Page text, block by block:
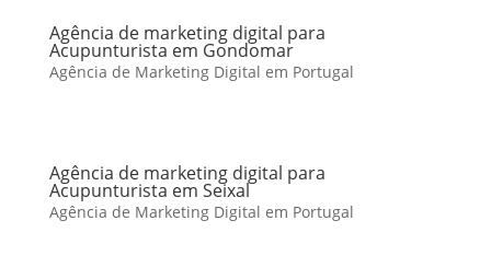
Agência de marketing digital para
Acupunturista em Gondomar
Agência de Marketing Digital em Portugal
Agência de marketing digital para
Acupunturista em Seixal
Agência de Marketing Digital em Portugal